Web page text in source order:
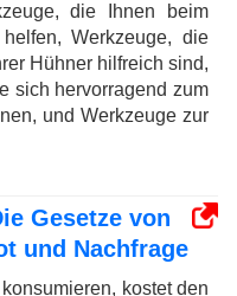
die Ihnen beim
helfen, Werkzeuge, die
Hühner hilfreich sind,
sich hervorragend zum
und Werkzeuge zur
Gesetze von
und Nachfrage
kostet den